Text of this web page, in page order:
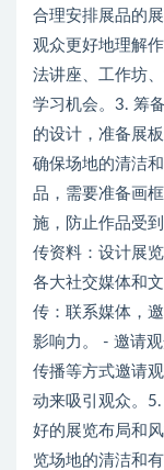
合理安排展品的
观众更好地理解
法讲座、工作坊
学习机会。3. 筹
的设计，准备展
确保场地的清洁
品，需要准备画
施，防止作品受
传资料：设计展
各大社交媒体和
传：联系媒体，
影响力。 - 邀请
传播等方式邀请
动来吸引观众。
好的展览布局和
览场地的清洁和